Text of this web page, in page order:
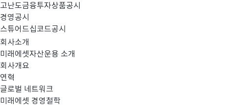
고난도금융투자상품공시
경영공시
스튜어드십코드공시
회사소개
미래에셋자산운용 소개
회사개요
연혁
글로벌 네트워크
미래에셋 경영철학
임원 사임 내용_230907(날인).pdf
이전글